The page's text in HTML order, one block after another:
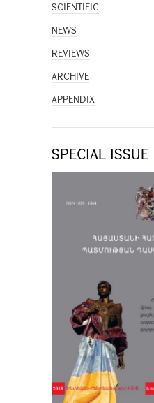
SCIENTIFIC
NEWS
REVIEWS
ARCHIVE
APPENDIX
SPECIAL ISSUE